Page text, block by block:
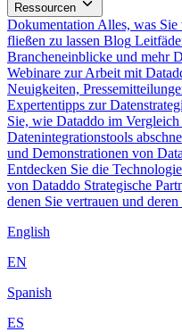
Ressourcen
Dokumentation Alles, was Sie
fließen zu lassen Blog
Brancheneinblicke und mehr
Webinare zur Arbeit mit
Neuigkeiten,
Expertentipps zur
Sie, wie Dataddo im Vergleich
Datenintegrationstools
und Demonstrationen von
Entdecken Sie die
von Dataddo Strategische
denen Sie vertrauen und
English
EN
Spanish
ES